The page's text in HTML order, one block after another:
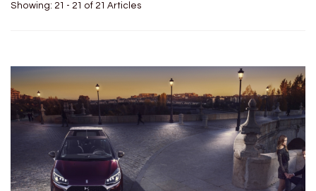
Showing: 21 - 21 of 21 Articles